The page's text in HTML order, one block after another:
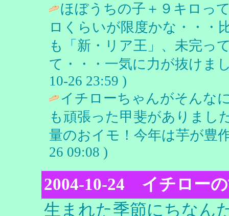
ほぼうちの子＋９キロっ
ロくらいが限度かな・・・
も「新・リア王」、未完っ
て・・・一気に力が抜けま
10-26 23:59 )
イチローちゃんがそんな
も頑張った甲斐がありまし
量のおイモ！今年は芋が豊
26 09:08 )
2004-10-24 イチロー
生まれた季節にちなん